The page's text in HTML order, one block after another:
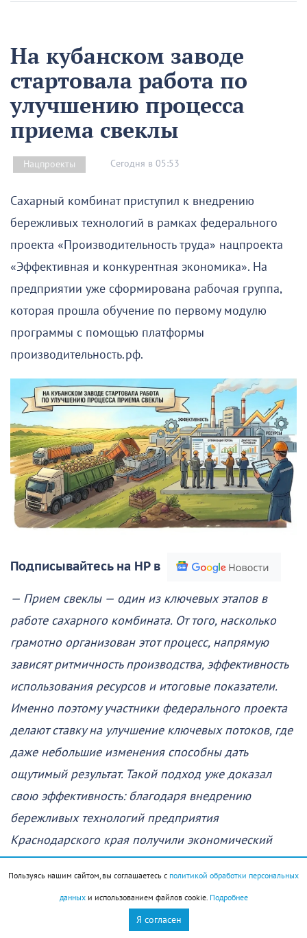
На кубанском заводе
стартовала работа по
улучшению процесса
приема свеклы
Нацпроекты Сегодня в 05:53
Сахарный комбинат приступил к внедрению
бережливых технологий в рамках федерального
проекта «Производительность труда» нацпроекта
«Эффективная и конкурентная экономика». На
предприятии уже сформирована рабочая группа,
которая прошла обучение по первому модулю
программы с помощью платформы
производительность.рф.
Подписывайтесь на НР в
— Прием свеклы — один из ключевых этапов в
работе сахарного комбината. От того, насколько
грамотно организован этот процесс, напрямую
зависят ритмичность производства, эффективность
использования ресурсов и итоговые показатели.
Именно поэтому участники федерального проекта
делают ставку на улучшение ключевых потоков, где
даже небольшие изменения способны дать
ощутимый результат. Такой подход уже доказал
свою эффективность: благодаря внедрению
бережливых технологий предприятия
Краснодарского края получили экономический
эффект почти 173 млрд рублей. Это лучший
показатель того, что повышение
производительности становится одним из
драйверов развития региональной экономики, —
Пользуясь нашим сайтом, вы соглашаетесь с политикой обработки персональных
данныхи использованием файлов cookie. Подробнее
Я согласен